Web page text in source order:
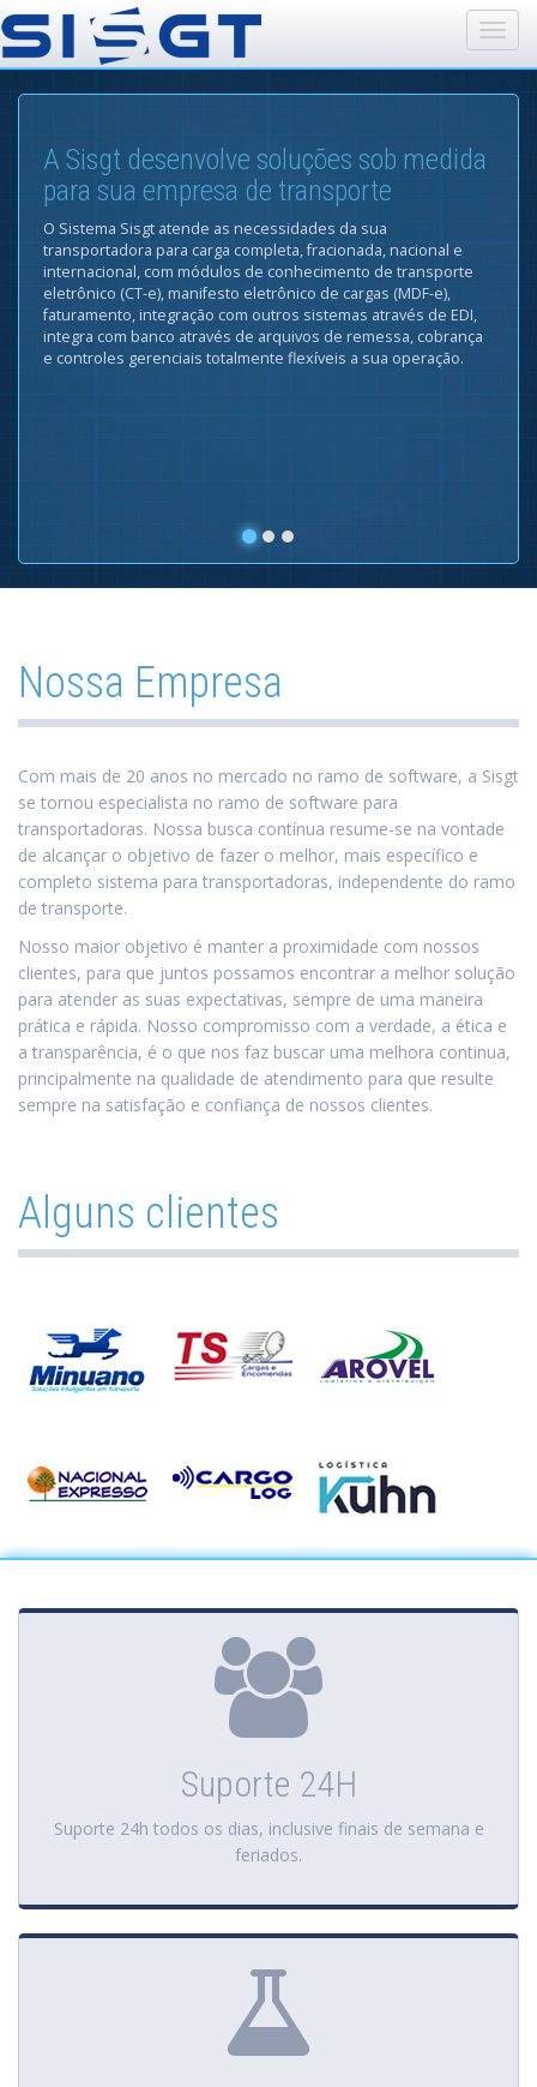
A Sisgt desenvolve soluções sob medida
para sua empresa de transporte
O Sistema Sisgt atende as necessidades da sua
transportadora para carga completa, fracionada, nacional e
internacional, com módulos de conhecimento de transporte
eletrônico (CT-e), manifesto eletrônico de cargas (MDF-e),
faturamento, integração com outros sistemas através de EDI,
integra com banco através de arquivos de remessa, cobrança
e controles gerenciais totalmente flexíveis a sua operação.
Nossa Empresa
Com mais de 20 anos no mercado no ramo de software, a Sisgt
se tornou especialista no ramo de software para
transportadoras. Nossa busca contínua resume-se na vontade
de alcançar o objetivo de fazer o melhor, mais específico e
completo sistema para transportadoras, independente do ramo
de transporte.
Nosso maior objetivo é manter a proximidade com nossos
clientes, para que juntos possamos encontrar a melhor solução
para atender as suas expectativas, sempre de uma maneira
prática e rápida. Nosso compromisso com a verdade, a ética e
a transparência, é o que nos faz buscar uma melhora continua,
principalmente na qualidade de atendimento para que resulte
sempre na satisfação e confiança de nossos clientes.
Alguns clientes
Suporte 24H
Suporte 24h todos os dias, inclusive finais de semana e
feriados.